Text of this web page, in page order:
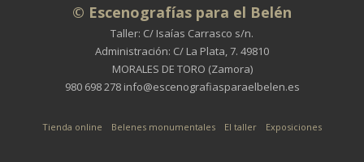
© Escenografías para el Belén
Taller: C/ Isaías Carrasco s/n.
Administración: C/ La Plata, 7. 49810
MORALES DE TORO (Zamora)
980 698 278 info@escenografiasparaelbelen.es
Tienda online Belenes monumentales El taller Exposiciones